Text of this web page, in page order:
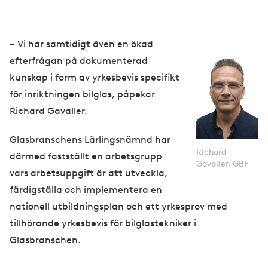
Richard
Gavaller, GBF
– Vi har samtidigt även en ökad
efterfrågan på dokumenterad
kunskap i form av yrkesbevis specifikt
för inriktningen bilglas, påpekar
Richard Gavaller.
Glasbranschens Lärlingsnämnd har
därmed fastställt en arbetsgrupp
vars arbetsuppgift är att utveckla,
färdigställa och implementera en
nationell utbildningsplan och ett yrkesprov med
tillhörande yrkesbevis för bilglastekniker i
Glasbranschen.